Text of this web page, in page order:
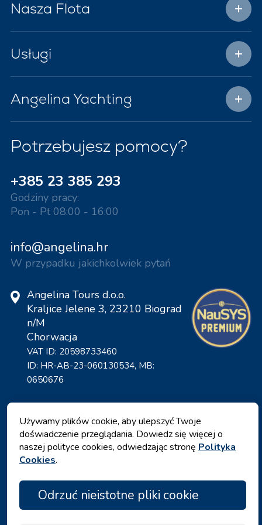
Nasza Flota
Usługi
Angelina Yachting
Potrzebujesz pomocy?
+385 23 385 293
Godziny pracy:
Pon - Pt 08:00 - 16:00
info@angelina.hr
W przypadku jakichkolwiek pytań
Angelina Tours d.o.o.
Kraljice Jelene 3, 23210 Biograd
n/M
Chorwacja
VAT ID: 20598733460
ID: HR-AB-23-060130534, MB:
0650676
Używamy plików cookie, aby ulepszyć Twoje
doświadczenie przeglądania. Dowiedz się więcej o
naszej polityce cookies, odwiedzając stronę Polityka
Cookies.
Odrzuć nieistotne pliki cookie